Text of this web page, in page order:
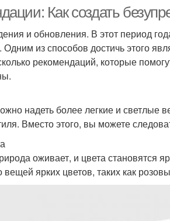
Как создать
и обновления. В этот период
из способов достичь этого
рекомендаций, которые
надеть более легкие и светлые
Вместо этого, вы можете
оживает, и цвета
вещей ярких цветов, таких как